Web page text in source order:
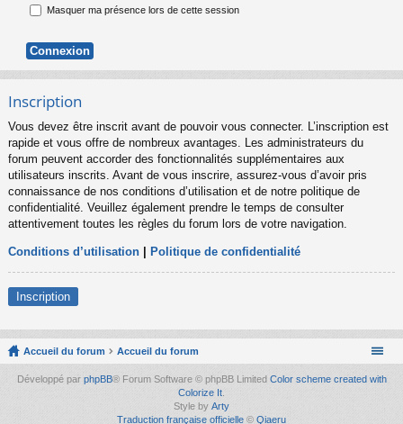
Masquer ma présence lors de cette session
Inscription
Vous devez être inscrit avant de pouvoir vous connecter. L’inscription est
rapide et vous offre de nombreux avantages. Les administrateurs du
forum peuvent accorder des fonctionnalités supplémentaires aux
utilisateurs inscrits. Avant de vous inscrire, assurez-vous d’avoir pris
connaissance de nos conditions d’utilisation et de notre politique de
confidentialité. Veuillez également prendre le temps de consulter
attentivement toutes les règles du forum lors de votre navigation.
Conditions d’utilisation Politique de confidentialité
Inscription
Accueil du forum Accueil du forum
Développé par phpBB® Forum Software © phpBB Limited Color scheme created with
Colorize It.
Style by Arty
Traduction française officielle © Qiaeru